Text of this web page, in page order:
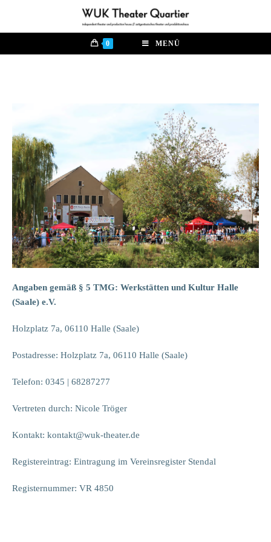
0 MENÜ
Angaben gemäß § 5 TMG: Werkstätten und Kultur Halle
(Saale) e.V.
Holzplatz 7a, 06110 Halle (Saale)
Postadresse: Holzplatz 7a, 06110 Halle (Saale)
Telefon: 0345 | 68287277
Vertreten durch: Nicole Tröger
Kontakt: kontakt@wuk-theater.de
Registereintrag: Eintragung im Vereinsregister Stendal
Registernummer: VR 4850